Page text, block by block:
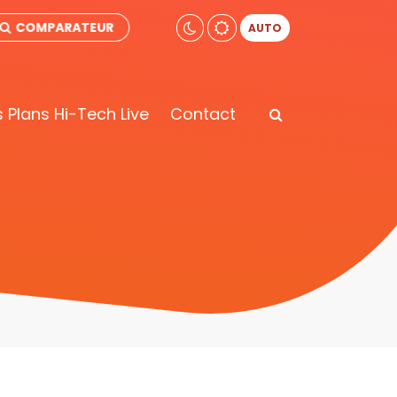
COMPARATEUR AUTO
Plans Hi-Tech Live Contact